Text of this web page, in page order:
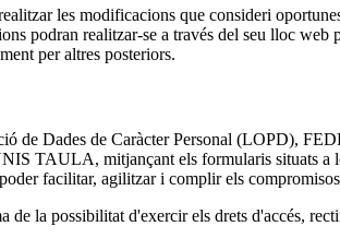
les modificacions que consideri
podran realitzar-se a través del seu lloc
per altres posteriors.
de Dades de Caràcter Personal (LOPD),
TAULA, mitjançant els formularis situats a
facilitar, agilitzar i complir els compromisos
possibilitat d'exercir els drets d'accés,